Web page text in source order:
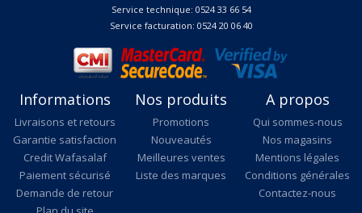
Service technique: 0524 33 66 54
Service facturation: 0524 20 06 40
Informations
Livraisons et retours
Garantie satisfaction
Credit Wafasalaf
Paiement sécurisé
Demande de retour
Nos produits
Promotions
Nouveautés
Meilleures ventes
Liste des marques
A propos
Qui sommes-nous
Nos magasins
Mentions légales
Conditions générales
Contactez-nous